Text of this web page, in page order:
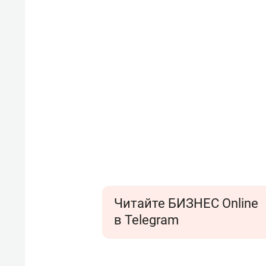
Читайте БИЗНЕС Online
в Telegram